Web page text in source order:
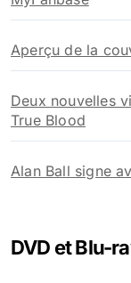
Aperçu de la
Deux nouvelles
True Blood
Alan Ball signe
DVD et Blu-